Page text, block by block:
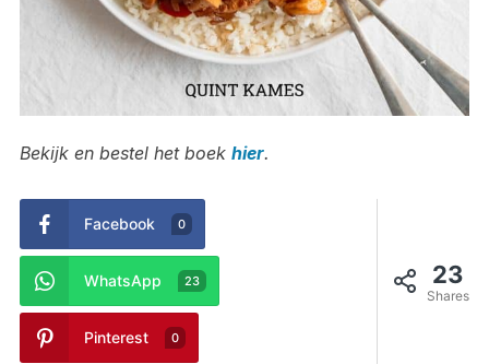
Bekijk en bestel het boek hier.
23
Shares
Facebook 0
WhatsApp 23
Pinterest 0